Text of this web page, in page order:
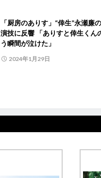
「厨房のありす」“倖生”永瀬廉
演技に反響 「ありすと倖生くん
う瞬間が泣けた」
2024年1月29日